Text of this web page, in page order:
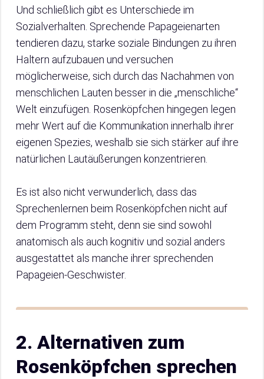
Und schließlich gibt es Unterschiede im
Sozialverhalten. Sprechende Papageienarten
tendieren dazu, starke soziale Bindungen zu ihren
Haltern aufzubauen und versuchen
möglicherweise, sich durch das Nachahmen von
menschlichen Lauten besser in die „menschliche“
Welt einzufügen. Rosenköpfchen hingegen legen
mehr Wert auf die Kommunikation innerhalb ihrer
eigenen Spezies, weshalb sie sich stärker auf ihre
natürlichen Lautäußerungen konzentrieren.
Es ist also nicht verwunderlich, dass das
Sprechenlernen beim Rosenköpfchen nicht auf
dem Programm steht, denn sie sind sowohl
anatomisch als auch kognitiv und sozial anders
ausgestattet als manche ihrer sprechenden
Papageien-Geschwister.
2. Alternativen zum
Rosenköpfchen sprechen